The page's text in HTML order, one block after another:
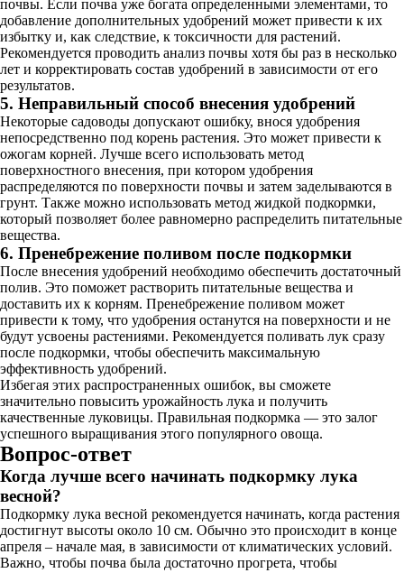
почвы. Если почва уже богата определенными элементами, то
добавление дополнительных удобрений может привести к их
избытку и, как следствие, к токсичности для растений.
Рекомендуется проводить анализ почвы хотя бы раз в несколько
лет и корректировать состав удобрений в зависимости от его
результатов.
5. Неправильный способ внесения удобрений
Некоторые садоводы допускают ошибку, внося удобрения
непосредственно под корень растения. Это может привести к
ожогам корней. Лучше всего использовать метод
поверхностного внесения, при котором удобрения
распределяются по поверхности почвы и затем заделываются в
грунт. Также можно использовать метод жидкой подкормки,
который позволяет более равномерно распределить питательные
вещества.
6. Пренебрежение поливом после подкормки
После внесения удобрений необходимо обеспечить достаточный
полив. Это поможет растворить питательные вещества и
доставить их к корням. Пренебрежение поливом может
привести к тому, что удобрения останутся на поверхности и не
будут усвоены растениями. Рекомендуется поливать лук сразу
после подкормки, чтобы обеспечить максимальную
эффективность удобрений.
Избегая этих распространенных ошибок, вы сможете
значительно повысить урожайность лука и получить
качественные луковицы. Правильная подкормка — это залог
успешного выращивания этого популярного овоща.
Вопрос-ответ
Когда лучше всего начинать подкормку лука
весной?
Подкормку лука весной рекомендуется начинать, когда растения
достигнут высоты около 10 см. Обычно это происходит в конце
апреля – начале мая, в зависимости от климатических условий.
Важно, чтобы почва была достаточно прогрета, чтобы